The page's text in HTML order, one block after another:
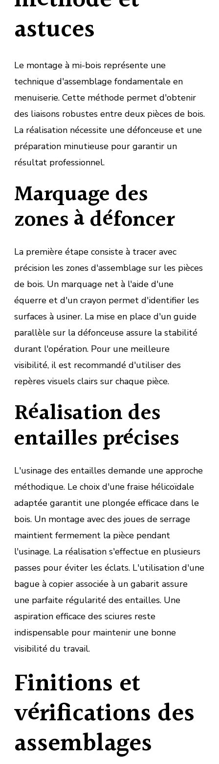
astuces
Le montage à mi-bois représente une
technique d'assemblage fondamentale en
menuiserie. Cette méthode permet d'obtenir
des liaisons robustes entre deux pièces de bois.
La réalisation nécessite une défonceuse et une
préparation minutieuse pour garantir un
résultat professionnel.
Marquage des
zones à défoncer
La première étape consiste à tracer avec
précision les zones d'assemblage sur les pièces
de bois. Un marquage net à l'aide d'une
équerre et d'un crayon permet d'identifier les
surfaces à usiner. La mise en place d'un guide
parallèle sur la défonceuse assure la stabilité
durant l'opération. Pour une meilleure
visibilité, il est recommandé d'utiliser des
repères visuels clairs sur chaque pièce.
Réalisation des
entailles précises
L'usinage des entailles demande une approche
méthodique. Le choix d'une fraise hélicoïdale
adaptée garantit une plongée efficace dans le
bois. Un montage avec des joues de serrage
maintient fermement la pièce pendant
l'usinage. La réalisation s'effectue en plusieurs
passes pour éviter les éclats. L'utilisation d'une
bague à copier associée à un gabarit assure
une parfaite régularité des entailles. Une
aspiration efficace des sciures reste
indispensable pour maintenir une bonne
visibilité du travail.
Finitions et
vérifications des
assemblages